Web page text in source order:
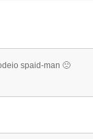
spaid-man 🙁